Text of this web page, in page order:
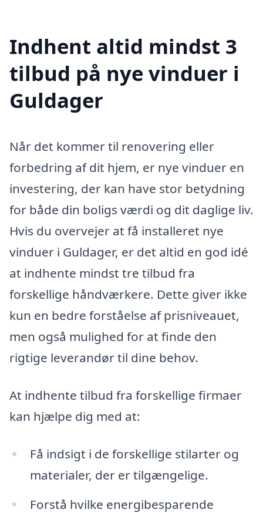
Indhent altid mindst 3
tilbud på nye vinduer i
Guldager
Når det kommer til renovering eller
forbedring af dit hjem, er nye vinduer en
investering, der kan have stor betydning
for både din boligs værdi og dit daglige liv.
Hvis du overvejer at få installeret nye
vinduer i Guldager, er det altid en god idé
at indhente mindst tre tilbud fra
forskellige håndværkere. Dette giver ikke
kun en bedre forståelse af prisniveauet,
men også mulighed for at finde den
rigtige leverandør til dine behov.
At indhente tilbud fra forskellige firmaer
kan hjælpe dig med at:
Få indsigt i de forskellige stilarter og
materialer, der er tilgængelige.
Forstå hvilke energibesparende